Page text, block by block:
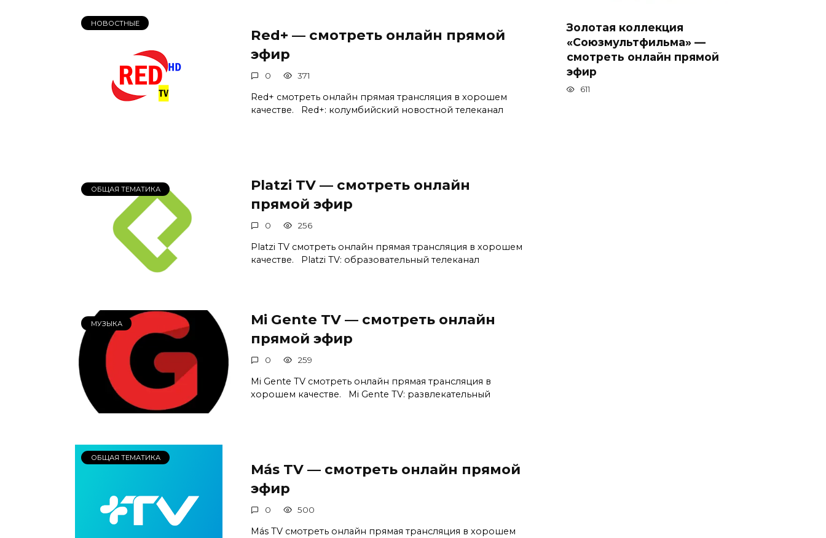
НОВОСТНЫЕ
Red+ — смотреть онлайн прямой
эфир
0 371
Red+ смотреть онлайн прямая трансляция в хорошем
качестве. Red+: колумбийский новостной телеканал
ОБЩАЯ ТЕМАТИКА
Platzi TV — смотреть онлайн
прямой эфир
0 256
Platzi TV смотреть онлайн прямая трансляция в хорошем
качестве. Platzi TV: образовательный телеканал
МУЗЫКА
Mi Gente TV — смотреть онлайн
прямой эфир
0 259
Mi Gente TV смотреть онлайн прямая трансляция в
хорошем качестве. Mi Gente TV: развлекательный
ОБЩАЯ ТЕМАТИКА
Más TV — смотреть онлайн прямой
эфир
0 500
Más TV смотреть онлайн прямая трансляция в хорошем
Золотая коллекция
«Союзмультфильма» —
смотреть онлайн прямой
эфир
611